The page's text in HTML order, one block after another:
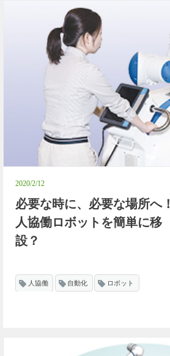
2020/2/12
必要な時に、必要な場所へ！
人協働ロボットを簡単に移
設？
人協働 自動化 ロボット